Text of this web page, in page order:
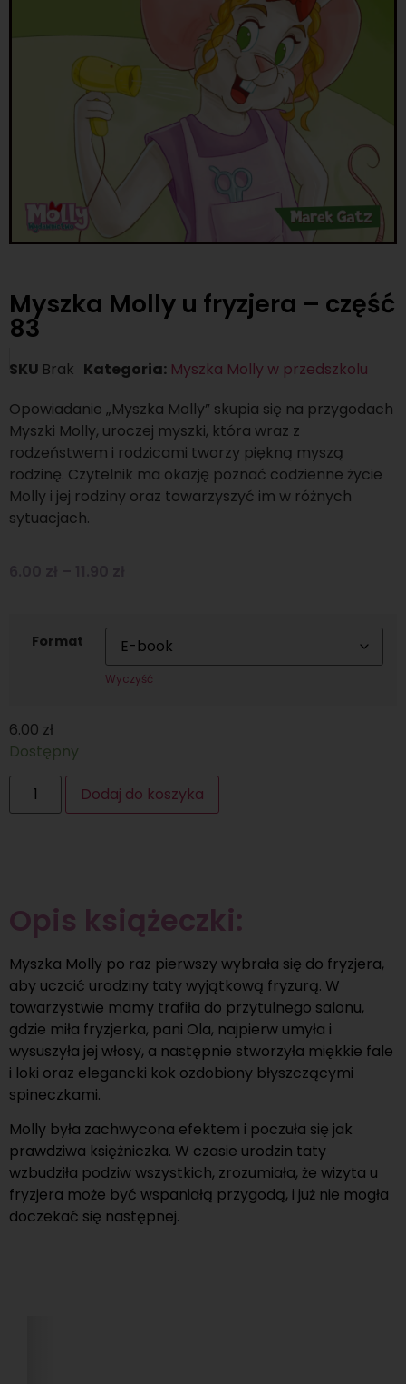
Myszka Molly u fryzjera – część
83
SKU Brak Kategoria: Myszka Molly w przedszkolu
Opowiadanie „Myszka Molly” skupia się na przygodach
Myszki Molly, uroczej myszki, która wraz z
rodzeństwem i rodzicami tworzy piękną myszą
rodzinę. Czytelnik ma okazję poznać codzienne życie
Molly i jej rodziny oraz towarzyszyć im w różnych
sytuacjach.
Format
Wyczyść
6.00 zł
Dostępny
Dodaj do koszyka
Opis książeczki:
Myszka Molly po raz pierwszy wybrała się do fryzjera,
aby uczcić urodziny taty wyjątkową fryzurą. W
towarzystwie mamy trafiła do przytulnego salonu,
gdzie miła fryzjerka, pani Ola, najpierw umyła i
wysuszyła jej włosy, a następnie stworzyła miękkie fale
i loki oraz elegancki kok ozdobiony błyszczącymi
spineczkami.
Molly była zachwycona efektem i poczuła się jak
prawdziwa księżniczka. W czasie urodzin taty
wzbudziła podziw wszystkich, zrozumiała, że wizyta u
fryzjera może być wspaniałą przygodą, i już nie mogła
doczekać się następnej.